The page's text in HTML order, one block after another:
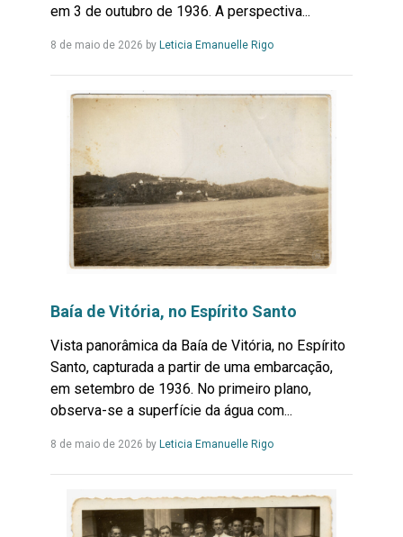
em 3 de outubro de 1936. A perspectiva...
8 de maio de 2026 by Leticia Emanuelle RigoLeia
Baía de Vitória, no Espírito Santo
Vista panorâmica da Baía de Vitória, no Espírito
Santo, capturada a partir de uma embarcação,
em setembro de 1936. No primeiro plano,
observa-se a superfície da água com...
8 de maio de 2026 by Leticia Emanuelle RigoLeia